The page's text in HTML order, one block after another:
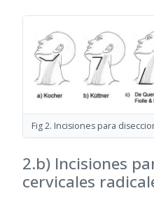
Fig 2. Incisiones para
2.b) Incisiones
cervicales